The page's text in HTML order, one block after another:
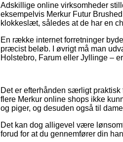
Adskillige online virksomheder
eksempelvis Merkur Futur
klokkeslæt, således at de har en
En række internet forretninger
præcist beløb. I øvrigt må man
Holstebro, Farum eller Jyllinge –
Det er efterhånden særligt
flere Merkur online shops ikke
og piger, og desuden også til
Det kan dog alligevel være
forud for at du gennemfører din